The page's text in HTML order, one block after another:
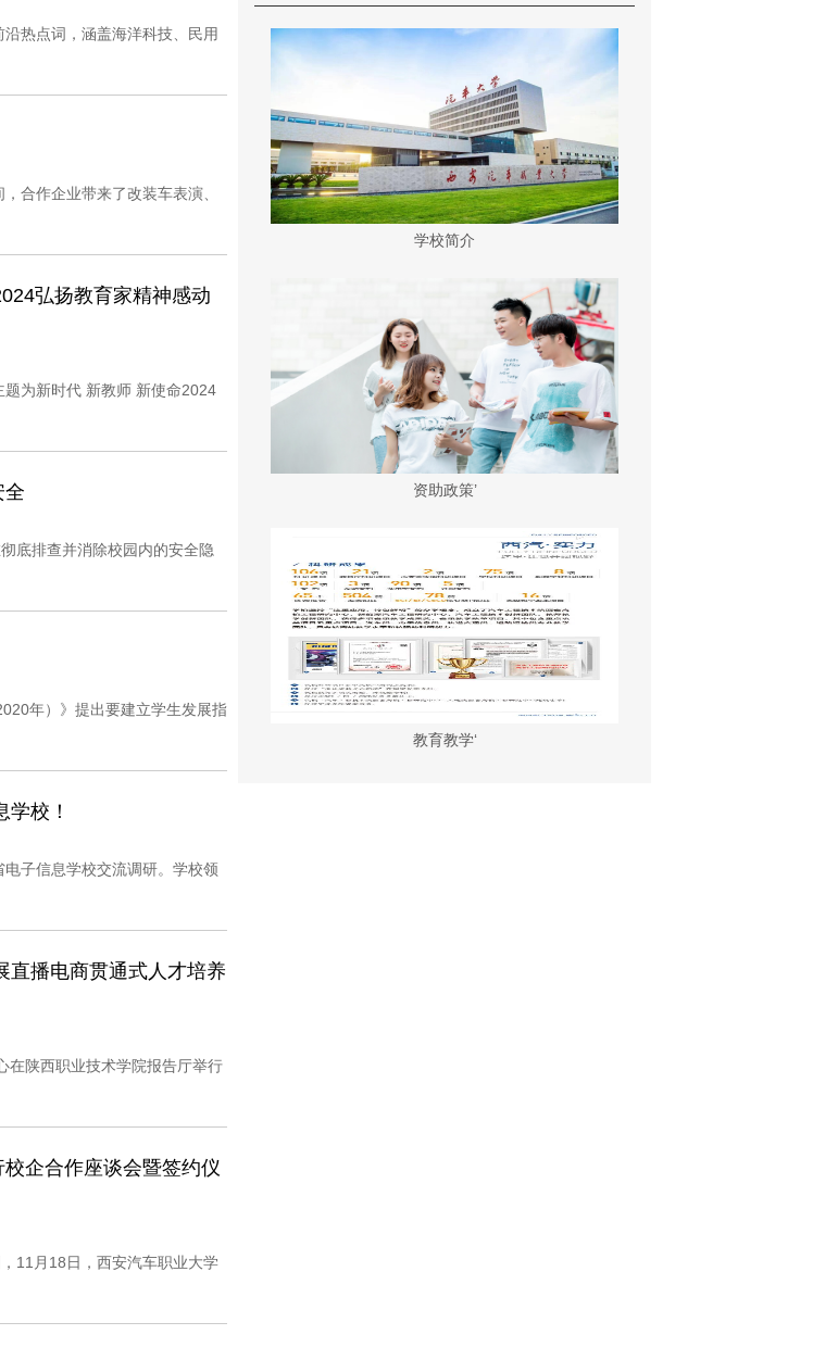
热点词，涵盖海洋科技、民用
合作企业带来了改装车表演、
弘扬教育家精神感动
为新时代 新教师 新使命2024
全
底排查并消除校园内的安全隐
年）》提出要建立学生发展指
校！
子信息学校交流调研。学校领
直播电商贯通式人才培养
在陕西职业技术学院报告厅举行
企合作座谈会暨签约仪
11月18日，西安汽车职业大学
学校简介
资助政策’
教育教学‘